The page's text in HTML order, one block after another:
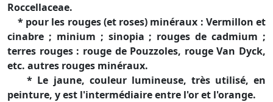
Roccellaceae.
* pour les rouges (et roses) minéraux : Vermillon et
cinabre ; minium ; sinopia ; rouges de cadmium ;
terres rouges : rouge de Pouzzoles, rouge Van Dyck,
etc. autres rouges minéraux.
* Le jaune, couleur lumineuse, très utilisé, en
peinture, y est l'intermédiaire entre l'or et l'orange.